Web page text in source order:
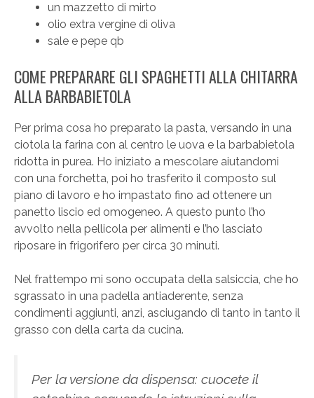
un mazzetto di mirto
olio extra vergine di oliva
sale e pepe qb
COME PREPARARE GLI SPAGHETTI ALLA CHITARRA
ALLA BARBABIETOLA
Per prima cosa ho preparato la pasta, versando in una
ciotola la farina con al centro le uova e la barbabietola
ridotta in purea. Ho iniziato a mescolare aiutandomi
con una forchetta, poi ho trasferito il composto sul
piano di lavoro e ho impastato fino ad ottenere un
panetto liscio ed omogeneo. A questo punto l’ho
avvolto nella pellicola per alimenti e l’ho lasciato
riposare in frigorifero per circa 30 minuti.
Nel frattempo mi sono occupata della salsiccia, che ho
sgrassato in una padella antiaderente, senza
condimenti aggiunti, anzi, asciugando di tanto in tanto il
grasso con della carta da cucina.
Per la versione da dispensa: cuocete il